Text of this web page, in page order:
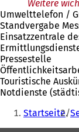
Weitere
Umwelttelefon /
Standvergabe
Einsatzzentrale
Pressestelle
Touristische
Notdienste
Sie
befinden
Startseite